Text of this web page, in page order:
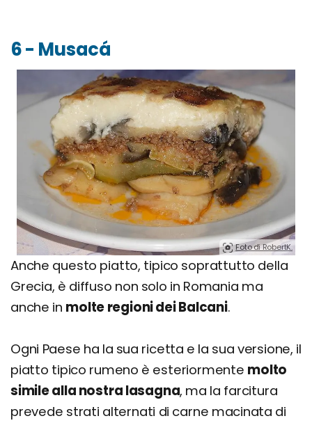
6 - Musacá
Foto di RobertK.
Anche questo piatto, tipico soprattutto della
Grecia, è diffuso non solo in Romania ma
anche in molte regioni dei Balcani.
Ogni Paese ha la sua ricetta e la sua versione, il
piatto tipico rumeno è esteriormente molto
simile alla nostra lasagna, ma la farcitura
prevede strati alternati di carne macinata di